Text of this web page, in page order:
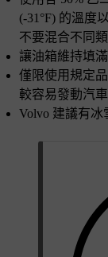
(-31°F) 的溫度
不要混合不同
讓油箱維持填
僅限使用規定
較容易發動汽
Volvo 建議有冰